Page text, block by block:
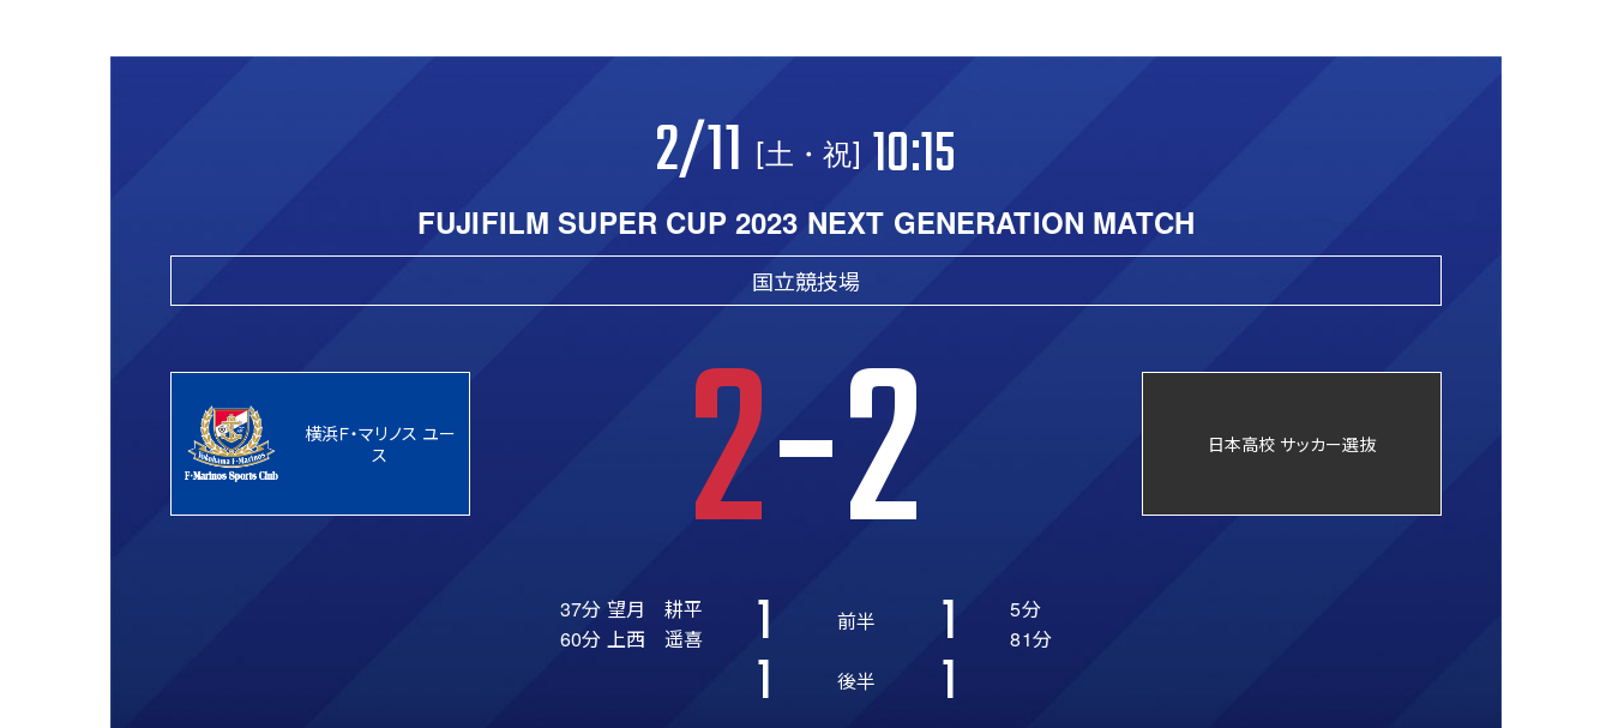
2/11 [土・祝] 10:15
FUJIFILM SUPER CUP 2023 NEXT GENERATION MATCH
国立競技場
横浜Ｆ・マリノス ユー
ス
2-2 日本高校 サッカー選抜
37分 望月 耕平
60分 上西 遥喜
1 前半 1
1 後半 1
5分
81分